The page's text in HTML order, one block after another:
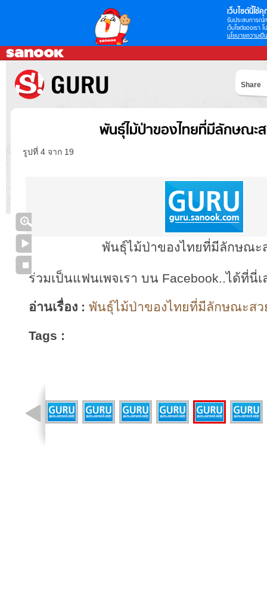
เว็บไซต์นี้ใช้คุ
รับประสบการณ์
เว็บไซต์ของเรา
นโยบายความเป็
Share
พันธุ์ไม้ป่าของไทยที่มีลักษณะ
รูปที่ 4 จาก 19
พันธุ์ไม้ป่าของไทยที่มีลักษณะ
ร่วมเป็นแฟนเพจเรา บน Facebook..ได้ที่นี่เ
อ่านเรื่อง : พันธุ์ไม้ป่าของไทยที่มีลักษณะสว
Tags :